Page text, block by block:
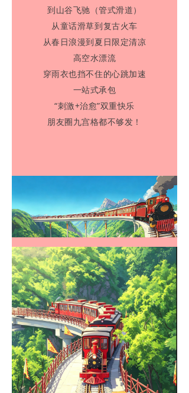
到山谷飞驰（管式滑道）
从童话滑草到复古火车
从春日浪漫到夏日限定清凉
高空水漂流
穿雨衣也挡不住的心跳加速
一站式承包
“刺激+治愈”双重快乐
朋友圈九宫格都不够发！